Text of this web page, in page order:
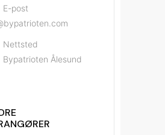
E-post
Nettsted
Bypatrioten Ålesund